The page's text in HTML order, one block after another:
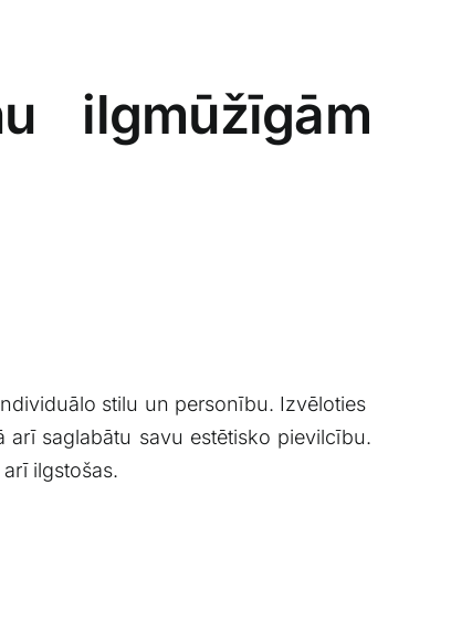
ilgmūžīgām
stilu​ un personību.⁢ Izvēloties
saglabātu savu estētisko pievilcību.​
ilgstošas.